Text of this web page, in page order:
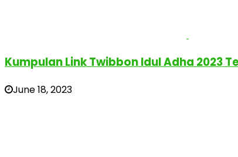
Kumpulan Link Twibbon Idul Adha 2023
June 18, 2023